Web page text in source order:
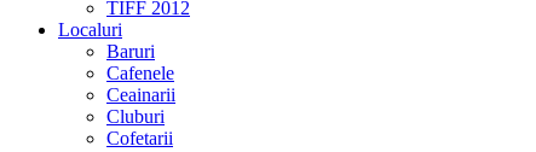
TIFF 2012
Localuri
Baruri
Cafenele
Ceainarii
Cluburi
Cofetarii